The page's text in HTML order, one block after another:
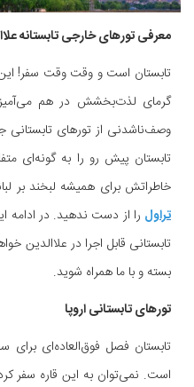
معرفی تورهای خارجی تابستانه
تابستان است و وقت وقت سفر! این
گرمای لذت‌بخشش در هم
وصف‌ناشدنی از تورهای تابستانی
تابستان پیش رو را به گونه‌ای
خاطراتش برای همیشه لبخند بر
تراول را از دست ندهید. در ادامه
تابستانی قابل اجرا در علاالدین
بسته و با ما همراه شوید.
تورهای تابستانی اروپا
تابستان فصل فوق‌العاده‌ای برای
است. نمی‌توان به این قاره سفر